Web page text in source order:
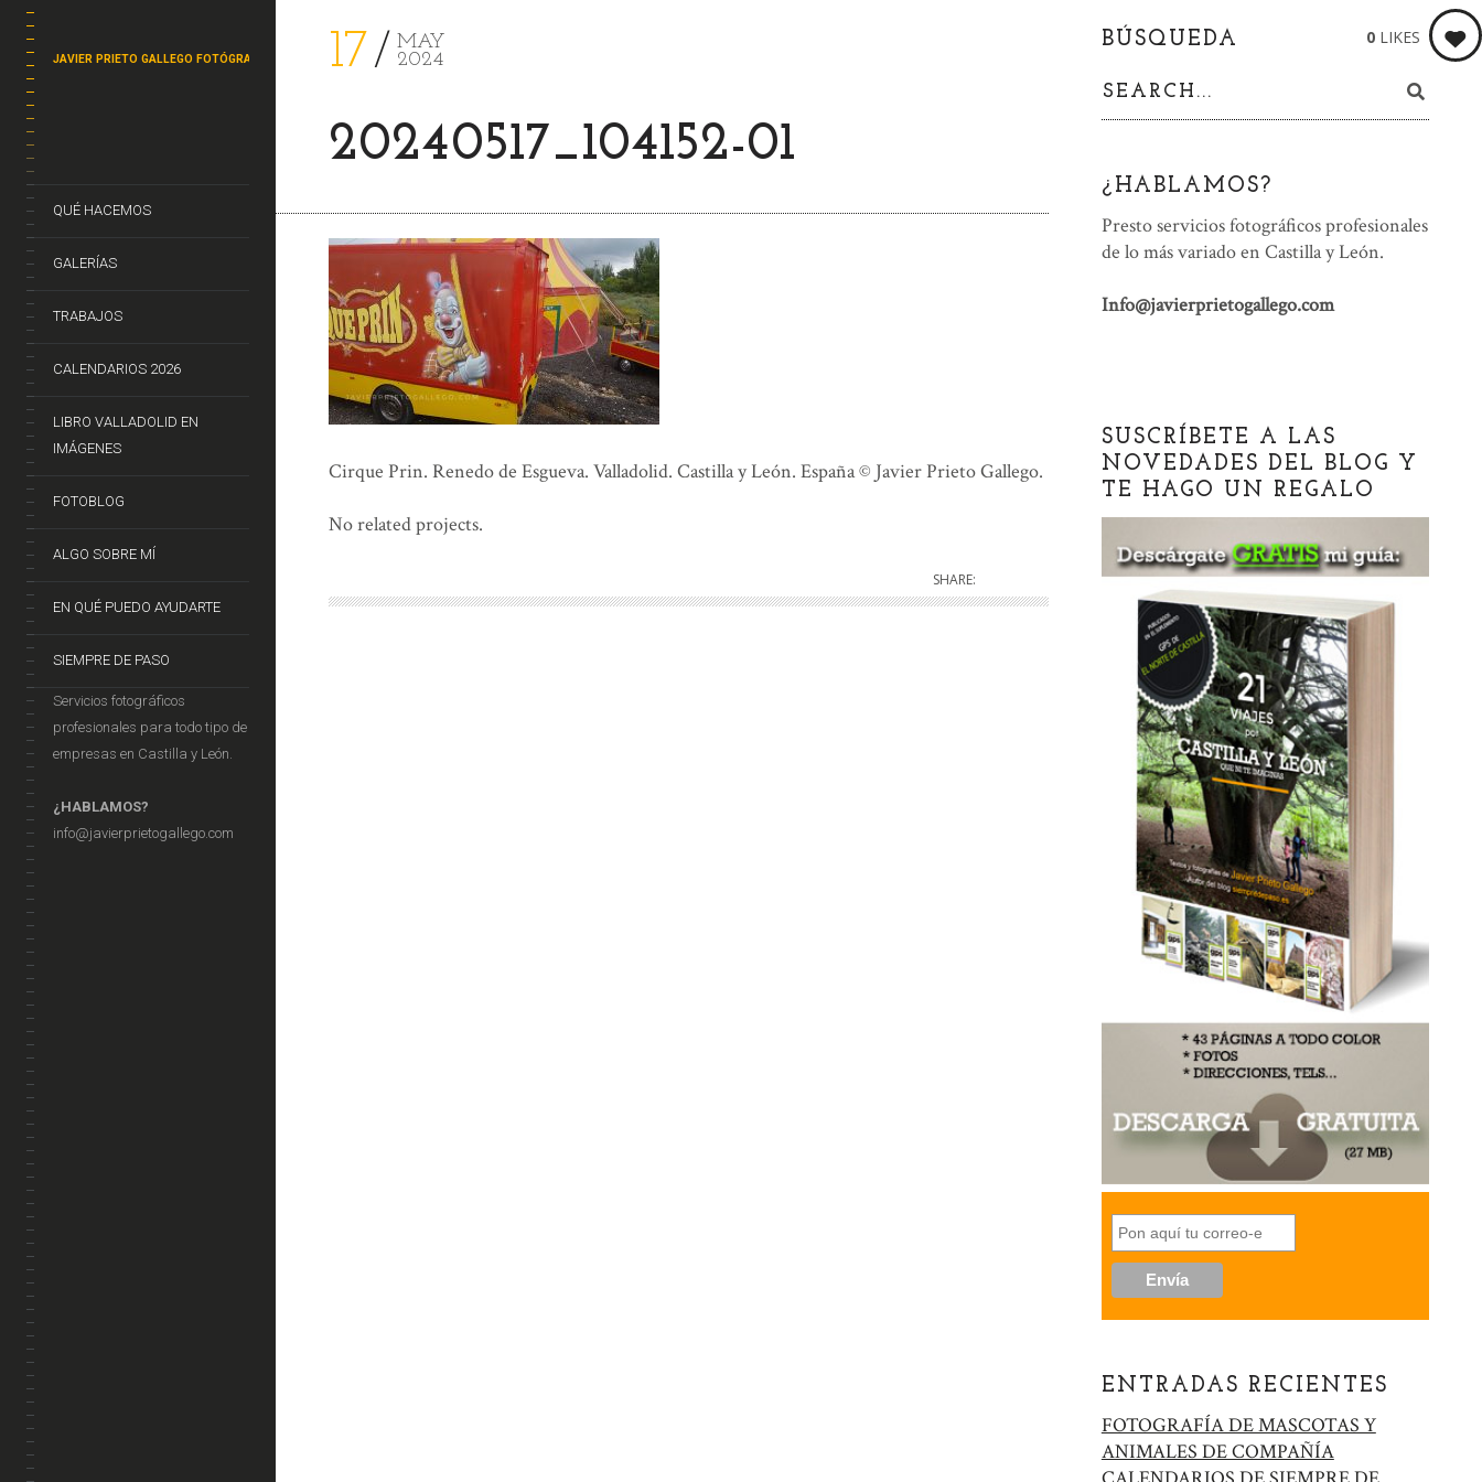
JAVIER PRIETO GALLEGO FOTÓGRAFO
QUÉ HACEMOS
GALERÍAS
TRABAJOS
CALENDARIOS 2026
LIBRO VALLADOLID EN
IMÁGENES
FOTOBLOG
ALGO SOBRE MÍ
EN QUÉ PUEDO AYUDARTE
SIEMPRE DE PASO
Servicios fotográficos
profesionales para todo tipo de
empresas en Castilla y León.
¿HABLAMOS?
info@javierprietogallego.com
17
MAY
2024
20240517_104152-01
0 LIKES
Cirque Prin. Renedo de Esgueva. Valladolid. Castilla y León. España © Javier Prieto Gallego.
No related projects.
SHARE:
BÚSQUEDA
¿HABLAMOS?
Presto servicios fotográficos profesionales
de lo más variado en Castilla y León.
Info@javierprietogallego.com
SUSCRÍBETE A LAS
NOVEDADES DEL BLOG Y
TE HAGO UN REGALO
ENTRADAS RECIENTES
FOTOGRAFÍA DE MASCOTAS Y
ANIMALES DE COMPAÑÍA